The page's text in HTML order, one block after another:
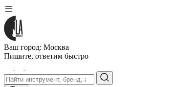
Ваш город: Москва
Пишите, ответим быстро